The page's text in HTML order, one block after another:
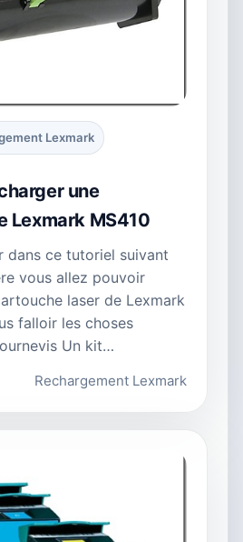
Lexmark
une
Lexmark MS410
dans ce tutoriel suivant
vous allez pouvoir
laser de Lexmark
falloir les choses
Un kit…
Rechargement Lexmark